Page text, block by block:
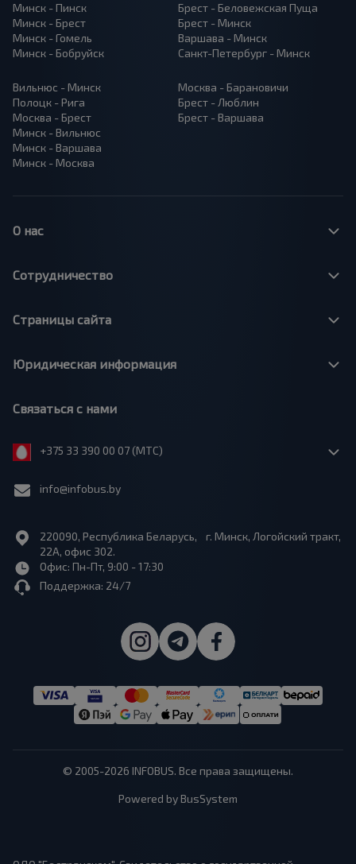
Минск - Пинск
Минск - Брест
Минск - Гомель
Минск - Бобруйск
Брест - Беловежская Пуща
Брест - Минск
Варшава - Минск
Санкт-Петербург - Минск
Вильнюс - Минск
Полоцк - Рига
Москва - Брест
Минск - Вильнюс
Минск - Варшава
Минск - Москва
Москва - Барановичи
Брест - Люблин
Брест - Варшава
О нас
Сотрудничество
Страницы сайта
Юридическая информация
Связаться с нами
+375 33 390 00 07 (МТС)
info@infobus.by
220090, Республика Беларусь, г. Минск, Логойский тракт,
22А, офис 302.
Офис: Пн-Пт, 9:00 - 17:30
Поддержка: 24/7
© 2005-2026 INFOBUS. Все права защищены.
Powered by BusSystem